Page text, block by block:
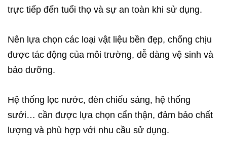
trực tiếp đến tuổi thọ và sự an toàn khi sử dụng.
Nên lựa chọn các loại vật liệu bền đẹp, chống chịu
được tác động của môi trường, dễ dàng vệ sinh và
bảo dưỡng.
Hệ thống lọc nước, đèn chiếu sáng, hệ thống
sưởi… cần được lựa chọn cẩn thận, đảm bảo chất
lượng và phù hợp với nhu cầu sử dụng.